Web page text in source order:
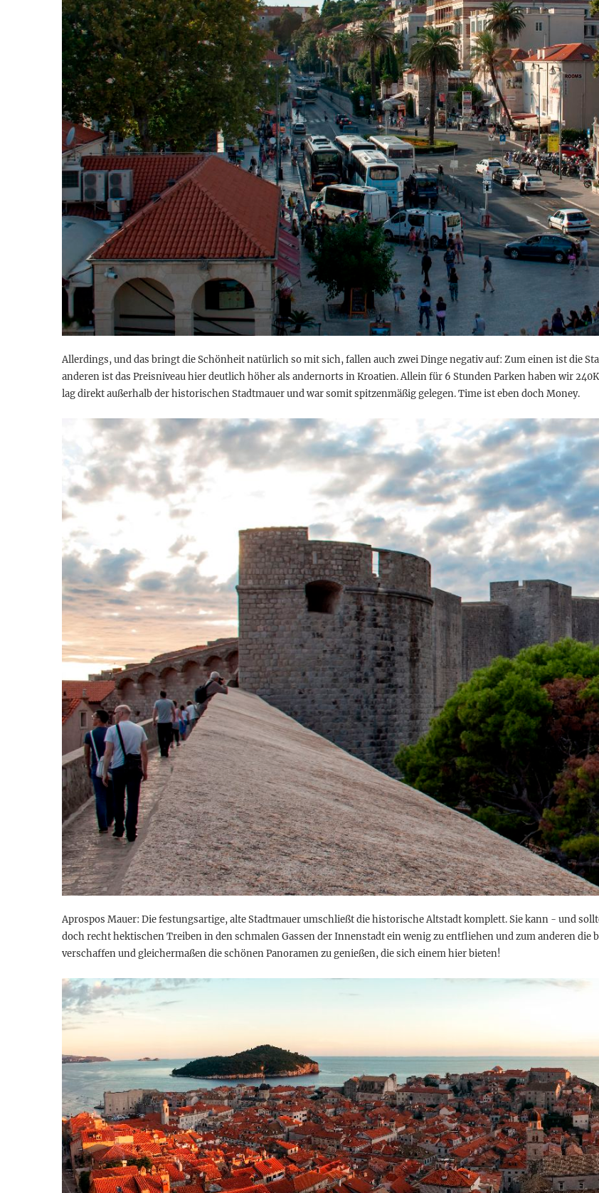
Allerdings, und das bringt die Schönheit natürlich so mit sich, fallen auch zwei Dinge negativ auf: Zum einen ist die
anderen ist das Preisniveau hier deutlich höher als andernorts in Kroatien. Allein für 6 Stunden Parken haben wir
lag direkt außerhalb der historischen Stadtmauer und war somit spitzenmäßig gelegen. Time ist eben doch Money.
Aprospos Mauer: Die festungsartige, alte Stadtmauer umschließt die historische Altstadt komplett. Sie kann - und
doch recht hektischen Treiben in den schmalen Gassen der Innenstadt ein wenig zu entfliehen und zum anderen die
verschaffen und gleichermaßen die schönen Panoramen zu genießen, die sich einem hier bieten!